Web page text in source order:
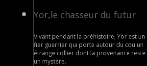
Yor,le chasseur du futur
Vivant pendant la préhistoire, Yor est un
fier guerrier qui porte autour du cou un
étrange collier dont la provenance reste
un mystère.